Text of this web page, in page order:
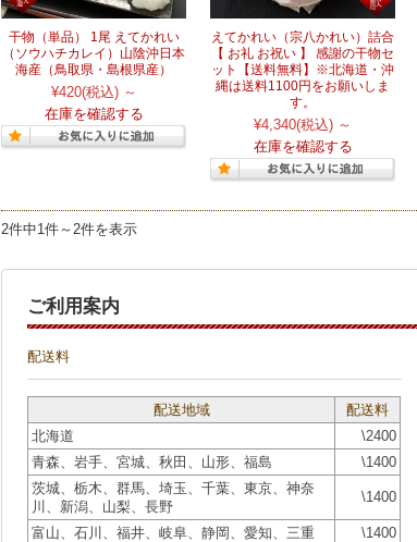
干物（単品） 1尾 えてかれい
（ソウハチカレイ）山陰沖日本
海産（鳥取県・島根県産）
¥420(税込) ～
在庫を確認する
えてかれい（宗八かれい）詰合
【 お礼 お祝い 】 感謝の干物セ
ット【送料無料】※北海道・沖
縄は送料1100円をお願いしま
す。
¥4,340(税込) ～
在庫を確認する
2件中1件～2件を表示
ご利用案内
配送料
配送地域
配送料
北海道
\2400
青森、岩手、宮城、秋田、山形、福島
\1400
茨城、栃木、群馬、埼玉、千葉、東京、神奈
川、新潟、山梨、長野
\1400
富山、石川、福井、岐阜、静岡、愛知、三重
\1400